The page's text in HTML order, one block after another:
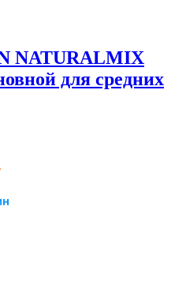
NATURALMIX
для средних